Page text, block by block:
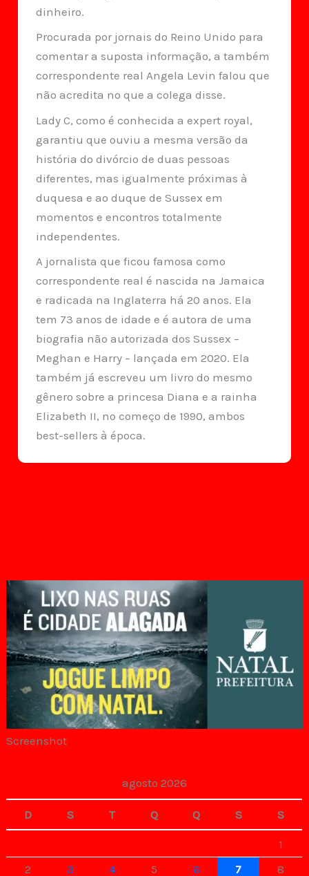
Screenshot
agosto 2026
D S T Q Q S S
1
2
3 4 5 6 7 8
dinheiro.
Procurada por jornais do Reino Unido para
comentar a suposta informação, a também
correspondente real Angela Levin falou que
não acredita no que a colega disse.
Lady C, como é conhecida a expert royal,
garantiu que ouviu a mesma versão da
história do divórcio de duas pessoas
diferentes, mas igualmente próximas à
duquesa e ao duque de Sussex em
momentos e encontros totalmente
independentes.
A jornalista que ficou famosa como
correspondente real é nascida na Jamaica
e radicada na Inglaterra há 20 anos. Ela
tem 73 anos de idade e é autora de uma
biografia não autorizada dos Sussex –
Meghan e Harry – lançada em 2020. Ela
também já escreveu um livro do mesmo
gênero sobre a princesa Diana e a rainha
Elizabeth II, no começo de 1990, ambos
best-sellers à época.